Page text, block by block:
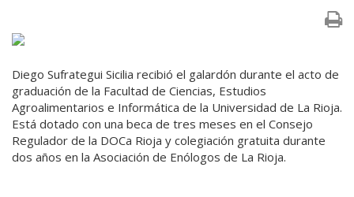
Diego Sufrategui Sicilia recibió el galardón durante el acto de
graduación de la Facultad de Ciencias, Estudios
Agroalimentarios e Informática de la Universidad de La Rioja.
Está dotado con una beca de tres meses en el Consejo
Regulador de la DOCa Rioja y colegiación gratuita durante
dos años en la Asociación de Enólogos de La Rioja.